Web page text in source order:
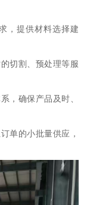
，提供材料选择建
切割、预处理等服
，确保产品及时、
单的小批量供应，